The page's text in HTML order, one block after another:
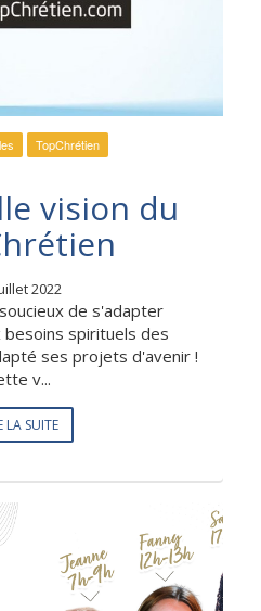
TopChrétien
vision du
2022
de s'adapter
spirituels des
ses projets d'avenir !
v...
LA SUITE